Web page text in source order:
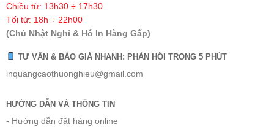
Chiều từ: 13h30 ÷ 17h30
Tối từ: 18h ÷ 22h00
(Chủ Nhật Nghỉ & Hỗ In Hàng Gấp)
TƯ VẤN & BÁO GIÁ NHANH: PHẢN HỒI TRONG 5 PHÚT
inquangcaothuonghieu@gmail.com
HƯỚNG DẪN VÀ THÔNG TIN
- Hướng dẫn đặt hàng online